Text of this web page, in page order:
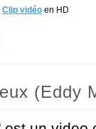
Clip vidéo en HD
(Eddy